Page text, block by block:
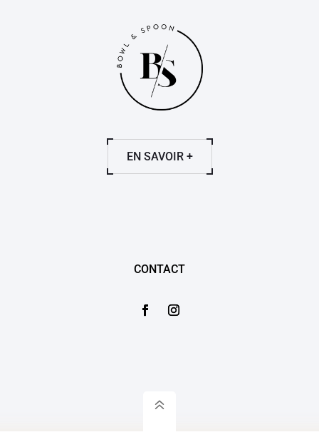
EN SAVOIR +
CONTACT
6